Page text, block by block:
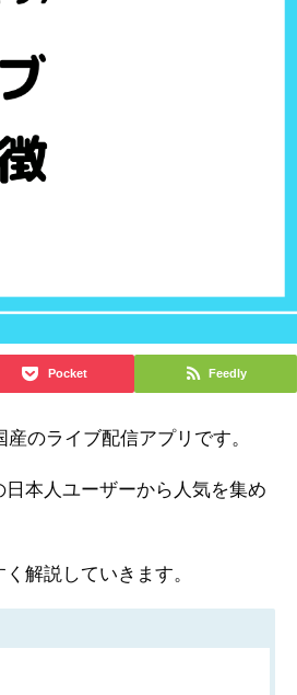
Pocket Feedly
のライブ配信アプリです。
本人ユーザーから人気を集め
解説していきます。